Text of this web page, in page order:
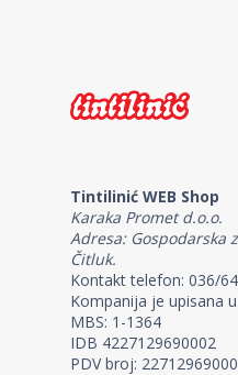
Tintilinić WEB Shop
Karaka Promet d.o.o.
Adresa: Gospodarska
Čitluk.
Kontakt telefon: 036/
Kompanija je upisana
MBS: 1-1364
IDB 4227129690002
PDV broj: